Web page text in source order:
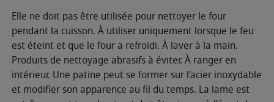
Elle ne doit pas être utilisée pour nettoyer le four
pendant la cuisson. À utiliser uniquement lorsque le feu
est éteint et que le four a refroidi. À laver à la main.
Produits de nettoyage abrasifs à éviter. À ranger en
intérieur. Une patine peut se former sur l'acier inoxydable
et modifier son apparence au fil du temps. La lame est